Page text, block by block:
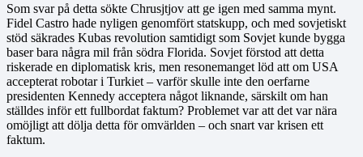
Som svar på detta sökte Chrusjtjov att ge igen med samma mynt.
Fidel Castro hade nyligen genomfört statskupp, och med sovjetiskt
stöd säkrades Kubas revolution samtidigt som Sovjet kunde bygga
baser bara några mil från södra Florida. Sovjet förstod att detta
riskerade en diplomatisk kris, men resonemanget löd att om USA
accepterat robotar i Turkiet – varför skulle inte den oerfarne
presidenten Kennedy acceptera något liknande, särskilt om han
ställdes inför ett fullbordat faktum? Problemet var att det var nära
omöjligt att dölja detta för omvärlden – och snart var krisen ett
faktum.